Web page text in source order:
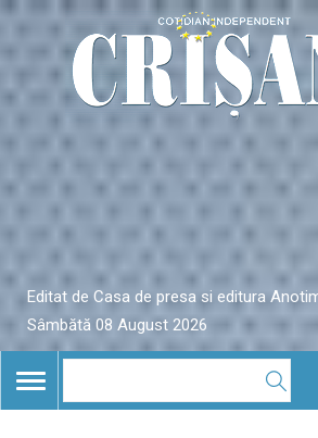
Editat de Casa de presa si editura
Sâmbătă 08 August 2026
TOGGLE
NAVIGATION